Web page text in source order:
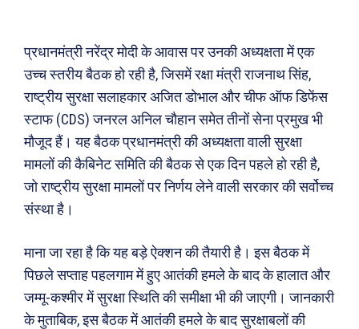
प्रधानमंत्री नरेंद्र मोदी के आवास पर उनकी अध्यक्षता में एक
उच्च स्तरीय बैठक हो रही है, जिसमें रक्षा मंत्री राजनाथ सिंह,
राष्ट्रीय सुरक्षा सलाहकार अजित डोभाल और चीफ ऑफ डिफेंस
स्टाफ (CDS) जनरल अनिल चौहान समेत तीनों सेना प्रमुख भी
मौजूद हैं। यह बैठक प्रधानमंत्री की अध्यक्षता वाली सुरक्षा
मामलों की कैबिनेट समिति की बैठक से एक दिन पहले हो रही है,
जो राष्ट्रीय सुरक्षा मामलों पर निर्णय लेने वाली सरकार की सर्वोच्च
संस्था है।
माना जा रहा है कि यह बड़े ऐक्शन की तैयारी है। इस बैठक में
पिछले सप्ताह पहलगाम में हुए आतंकी हमले के बाद के हालात और
जम्मू-कश्मीर में सुरक्षा स्थिति की समीक्षा भी की जाएगी। जानकारी
के मुताबिक, इस बैठक में आतंकी हमले के बाद सुरक्षाबलों की